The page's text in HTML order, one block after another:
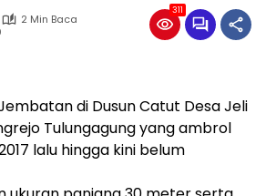
2 Min Baca
311
di Dusun Catut Desa Jeli
Tulungagung yang ambrol
lalu hingga kini belum